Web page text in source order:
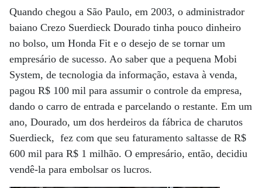
Quando chegou a São Paulo, em 2003, o administrador
baiano Crezo Suerdieck Dourado tinha pouco dinheiro
no bolso, um Honda Fit e o desejo de se tornar um
empresário de sucesso. Ao saber que a pequena Mobi
System, de tecnologia da informação, estava à venda,
pagou R$ 100 mil para assumir o controle da empresa,
dando o carro de entrada e parcelando o restante. Em um
ano, Dourado, um dos herdeiros da fábrica de charutos
Suerdieck, fez com que seu faturamento saltasse de R$
600 mil para R$ 1 milhão. O empresário, então, decidiu
vendê-la para embolsar os lucros.